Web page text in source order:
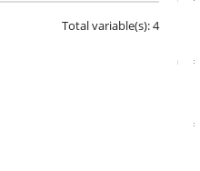
Total variable(s): 4